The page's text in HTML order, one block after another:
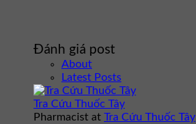
Đánh giá post
About
Latest Posts
Tra Cứu Thuốc Tây
Pharmacist at Tra Cứu Thuốc Tây